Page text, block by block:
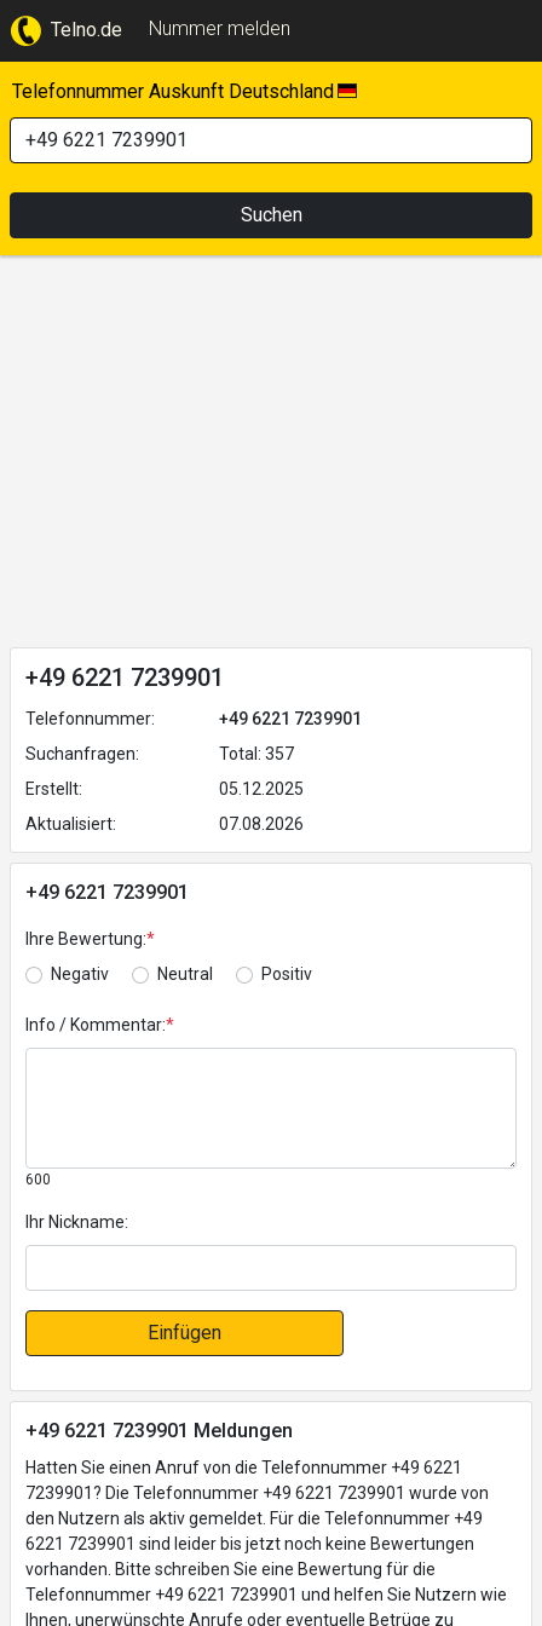
Telno.de Nummer melden
Telefonnummer Auskunft Deutschland
Suchen
+49 6221 7239901
Telefonnummer:
+49 6221 7239901
Suchanfragen:
Total: 357
Erstellt:
05.12.2025
Aktualisiert:
07.08.2026
+49 6221 7239901
Ihre Bewertung:*
Negativ
Neutral Positiv
Info / Kommentar:*
600
Ihr Nickname:
Einfügen
+49 6221 7239901 Meldungen
Hatten Sie einen Anruf von die Telefonnummer +49 6221
7239901? Die Telefonnummer +49 6221 7239901 wurde von
den Nutzern als aktiv gemeldet. Für die Telefonnummer +49
6221 7239901 sind leider bis jetzt noch keine Bewertungen
vorhanden. Bitte schreiben Sie eine Bewertung für die
Telefonnummer +49 6221 7239901 und helfen Sie Nutzern wie
Ihnen, unerwünschte Anrufe oder eventuelle Betrüge zu